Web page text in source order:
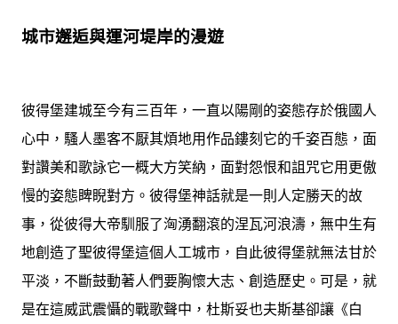
城市邂逅與運河堤岸的漫遊
彼得堡建城至今有三百年，一直以陽剛的姿態存於俄國人
心中，騷人墨客不厭其煩地用作品鏤刻它的千姿百態，面
對讚美和歌詠它一概大方笑納，面對怨恨和詛咒它用更傲
慢的姿態睥睨對方。彼得堡神話就是一則人定勝天的故
事，從彼得大帝馴服了洶湧翻滾的涅瓦河浪濤，無中生有
地創造了聖彼得堡這個人工城市，自此彼得堡就無法甘於
平淡，不斷鼓動著人們要胸懷大志、創造歷史。可是，就
是在這威武震懾的戰歌聲中，杜斯妥也夫斯基卻讓《白